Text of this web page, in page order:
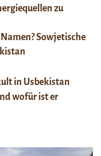
zu
Sowjetische
in Usbekistan
wofür ist er